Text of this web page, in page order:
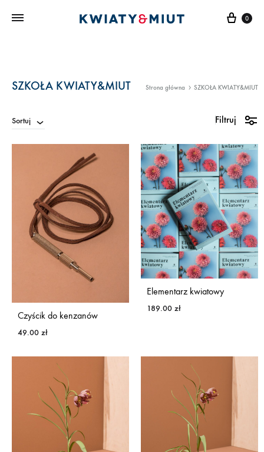
0
SZKOŁA KWIATY&MIUT Strona główna SZKOŁA KWIATY&MIUT
Sortuj Filtruj
Czyścik do kenzanów
49.00 zł
Elementarz kwiatowy
189.00 zł